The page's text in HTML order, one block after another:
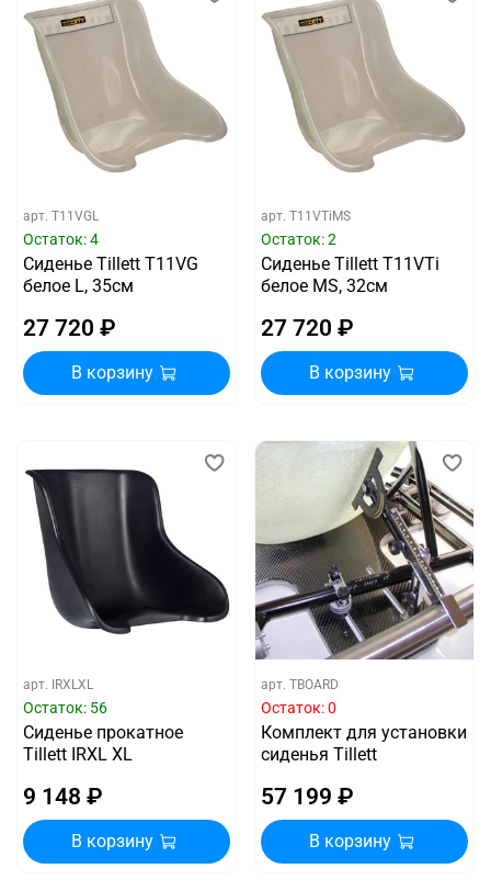
арт. T11VGL
Остаток: 4
Сиденье Tillett T11VG
белое L, 35см
27 720 ₽
В корзину
арт. T11VTiMS
Остаток: 2
Сиденье Tillett T11VTi
белое MS, 32см
27 720 ₽
В корзину
арт. IRXLXL
Остаток: 56
Сиденье прокатное
Tillett IRXL XL
9 148 ₽
В корзину
арт. TBOARD
Остаток: 0
Комплект для установки
сиденья Tillett
57 199 ₽
В корзину